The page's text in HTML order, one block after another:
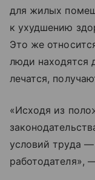
для жилых
к ухудшению
Это же
люди находятся
лечатся,
«Исходя из
условий труда —
работодателя»,